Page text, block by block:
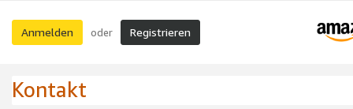
Anmelden oder Registrieren
Kontakt